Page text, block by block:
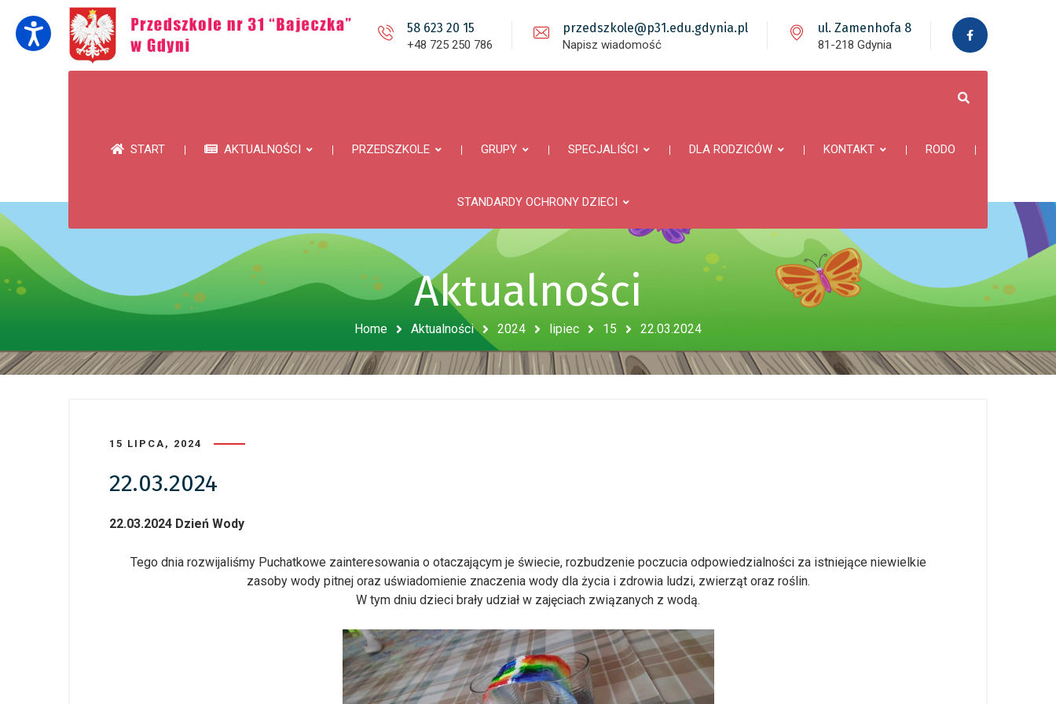
58 623 20 15
+48 725 250 786
przedszkole@p31.edu.gdynia.pl
Napisz wiadomość
ul. Zamenhofa 8
81-218 Gdynia
START AKTUALNOŚCI PRZEDSZKOLE GRUPY SPECJALIŚCI DLA RODZICÓW KONTAKT RODO
STANDARDY OCHRONY DZIECI
Aktualności
Home Aktualności 2024 lipiec 15 22.03.2024
15 LIPCA, 2024
22.03.2024
22.03.2024 Dzień Wody
Tego dnia rozwijaliśmy Puchatkowe zainteresowania o otaczającym je świecie, rozbudzenie poczucia odpowiedzialności za istniejące niewielkie
zasoby wody pitnej oraz uświadomienie znaczenia wody dla życia i zdrowia ludzi, zwierząt oraz roślin.
W tym dniu dzieci brały udział w zajęciach związanych z wodą.